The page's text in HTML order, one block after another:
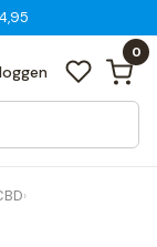
0
alle resultaten
›